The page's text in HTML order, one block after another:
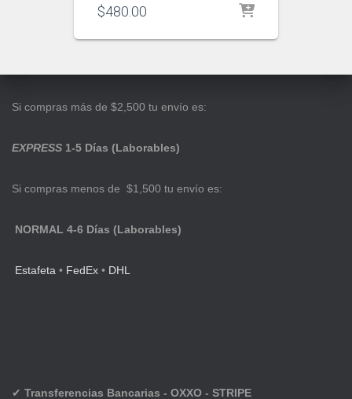
$480.00
Si compras más de $2,500 tu envío es:
EXPRESS 1-5 Días (Laborables)
Si compras menos de $1,500 tu envío es:
NORMAL 4-6 Días (Laborables)
Estafeta • FedEx • DHL
✔ Transferencias Bancarias - OXXO - STRIPE